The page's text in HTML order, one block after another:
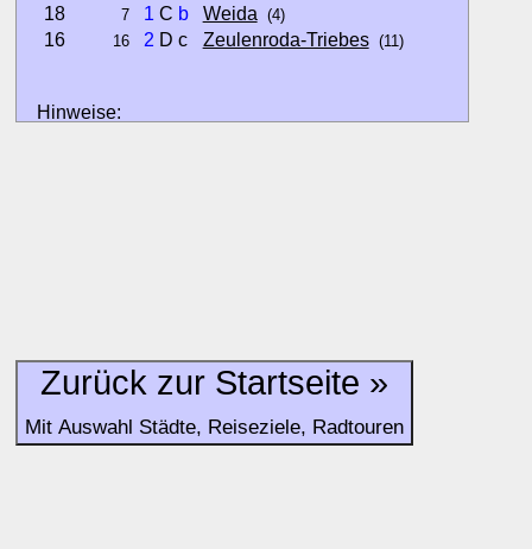
18 7 1 C b Weida (4)
16 16 2 D c Zeulenroda-Triebes (11)
Hinweise:
Zurück zur Startseite »
Mit Auswahl Städte, Reiseziele, Radtouren